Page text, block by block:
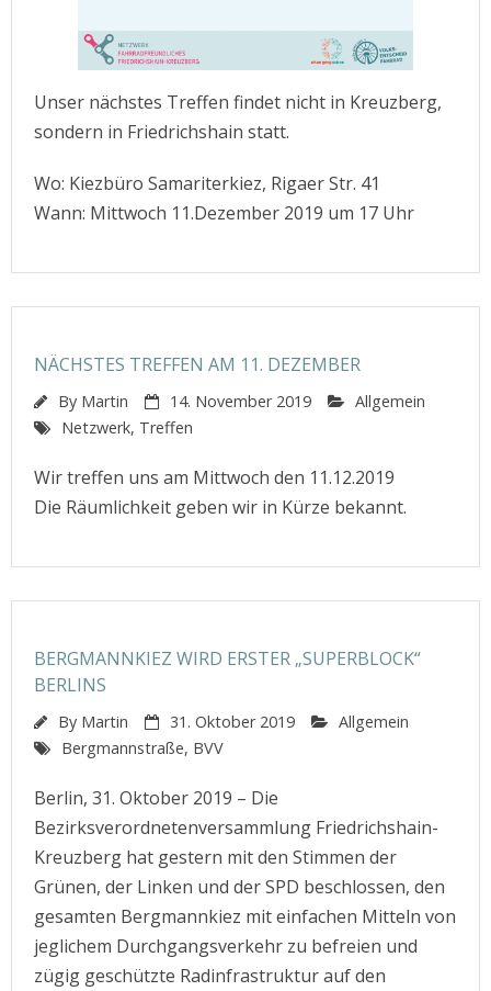
Unser nächstes Treffen findet nicht in Kreuzberg,
sondern in Friedrichshain statt.
Wo: Kiezbüro Samariterkiez, Rigaer Str. 41
Wann: Mittwoch 11.Dezember 2019 um 17 Uhr
NÄCHSTES TREFFEN AM 11. DEZEMBER
By Martin 14. November 2019
Allgemein
Netzwerk, Treffen
Wir treffen uns am Mittwoch den 11.12.2019
Die Räumlichkeit geben wir in Kürze bekannt.
BERGMANNKIEZ WIRD ERSTER „SUPERBLOCK“
BERLINS
By Martin 31. Oktober 2019
Allgemein
Bergmannstraße, BVV
Berlin, 31. Oktober 2019 – Die
Bezirksverordnetenversammlung Friedrichshain-
Kreuzberg hat gestern mit den Stimmen der
Grünen, der Linken und der SPD beschlossen, den
gesamten Bergmannkiez mit einfachen Mitteln von
jeglichem Durchgangsverkehr zu befreien und
zügig geschützte Radinfrastruktur auf den